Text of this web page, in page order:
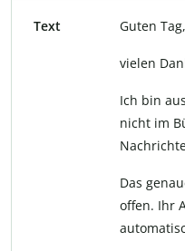
Text Guten Tag,
vielen
Ich bin
nicht im
Das
offen. Ihr